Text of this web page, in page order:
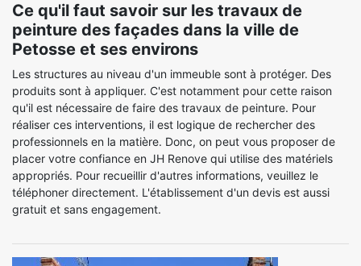
Ce qu'il faut savoir sur les travaux de
peinture des façades dans la ville de
Petosse et ses environs
Les structures au niveau d'un immeuble sont à protéger. Des
produits sont à appliquer. C'est notamment pour cette raison
qu'il est nécessaire de faire des travaux de peinture. Pour
réaliser ces interventions, il est logique de rechercher des
professionnels en la matière. Donc, on peut vous proposer de
placer votre confiance en JH Renove qui utilise des matériels
appropriés. Pour recueillir d'autres informations, veuillez le
téléphoner directement. L'établissement d'un devis est aussi
gratuit et sans engagement.